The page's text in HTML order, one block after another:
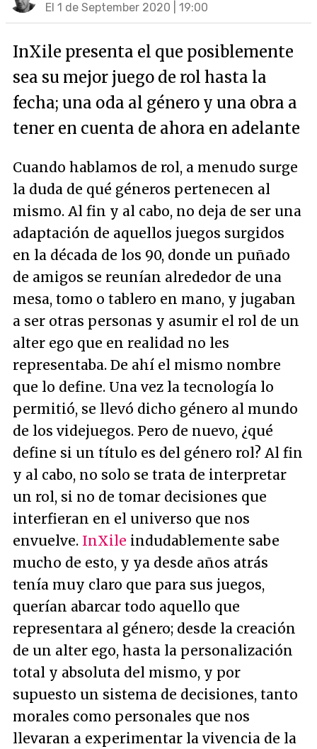
El 1 de September 2020 | 19:00
InXile presenta el que posiblemente
sea su mejor juego de rol hasta la
fecha; una oda al género y una obra a
tener en cuenta de ahora en adelante
Cuando hablamos de rol, a menudo surge
la duda de qué géneros pertenecen al
mismo. Al fin y al cabo, no deja de ser una
adaptación de aquellos juegos surgidos
en la década de los 90, donde un puñado
de amigos se reunían alrededor de una
mesa, tomo o tablero en mano, y jugaban
a ser otras personas y asumir el rol de un
alter ego que en realidad no les
representaba. De ahí el mismo nombre
que lo define. Una vez la tecnología lo
permitió, se llevó dicho género al mundo
de los videjuegos. Pero de nuevo, ¿qué
define si un título es del género rol? Al fin
y al cabo, no solo se trata de interpretar
un rol, si no de tomar decisiones que
interfieran en el universo que nos
envuelve. InXile indudablemente sabe
mucho de esto, y ya desde años atrás
tenía muy claro que para sus juegos,
querían abarcar todo aquello que
representara al género; desde la creación
de un alter ego, hasta la personalización
total y absoluta del mismo, y por
supuesto un sistema de decisiones, tanto
morales como personales que nos
llevaran a experimentar la vivencia de la